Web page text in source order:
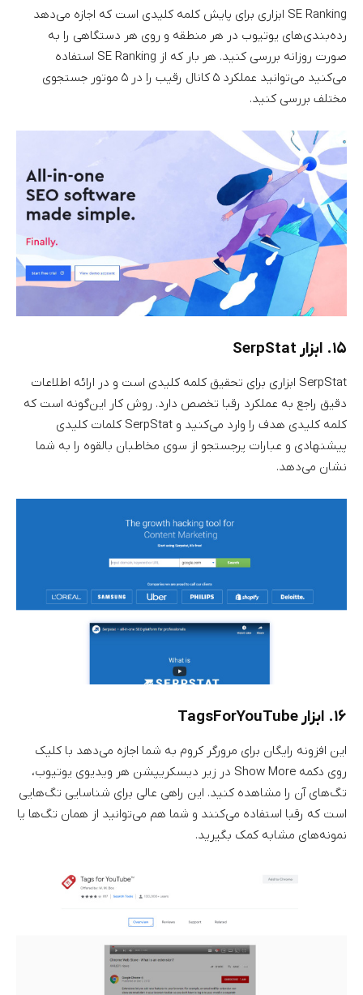
SE Ranking ابزاری برای پایش کلمه کلیدی است که اجازه می‌دهد
رده‌بندی‌های یوتیوب در هر منطقه و روی هر دستگاهی را به
صورت روزانه بررسی کنید. هر بار که از SE Ranking استفاده
می‌کنید می‌توانید عملکرد ۵ کانال رقیب را در ۵ موتور جستجوی
مختلف بررسی کنید.
۱۵. ابزار SerpStat
SerpStat ابزاری برای تحقیق کلمه کلیدی است و در ارائه اطلاعات
دقیق راجع به عملکرد رقبا تخصص دارد. روش کار این‌گونه است که
کلمه کلیدی هدف را وارد می‌کنید و SerpStat کلمات کلیدی
پیشنهادی و عبارات پرجستجو از سوی مخاطبان بالقوه را به شما
نشان می‌دهد.
۱۶. ابزار TagsForYouTube
این افزونه رایگان برای مرورگر کروم به شما اجازه می‌دهد با کلیک
روی دکمه Show More در زیر دیسکریپشن هر ویدیوی یوتیوب،
تگ‌های آن را مشاهده کنید. این راهی عالی برای شناسایی تگ‌هایی
است که رقبا استفاده می‌کنند و شما هم می‌توانید از همان تگ‌ها یا
نمونه‌های مشابه کمک بگیرید.